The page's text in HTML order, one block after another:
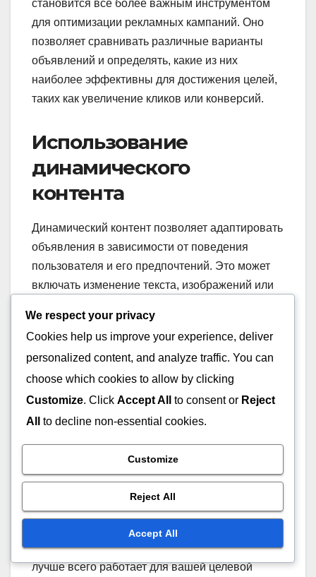
становится все более важным инструментом
для оптимизации рекламных кампаний. Оно
позволяет сравнивать различные варианты
объявлений и определять, какие из них
наиболее эффективны для достижения целей,
таких как увеличение кликов или конверсий.
Использование
динамического
контента
Динамический контент позволяет адаптировать
объявления в зависимости от поведения
пользователя и его предпочтений. Это может
включать изменение текста, изображений или
подходы могут значительно повысить
вовлеченность и конверсии.
Тестирование
различных форматов
Разные форматы дисплейной рекламы, такие
как баннеры, видеореклама или интерактивные
элементы, могут иметь разные уровни
эффективности. Тестирование различных
форматов помогает определить, какой из них
лучше всего работает для вашей целевой
We respect your privacy
Cookies help us improve your experience, deliver
personalized content, and analyze traffic. You can
choose which cookies to allow by clicking
Customize. Click Accept All to consent or Reject
All
to decline non-essential cookies.
Customize
Reject All
Accept All